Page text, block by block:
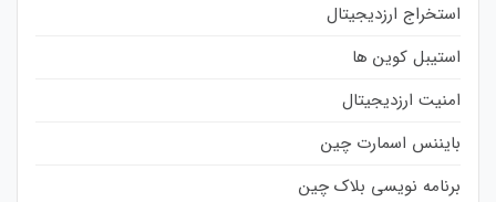
استخراج ارزدیجیتال
استیبل کوین ها
امنیت ارزدیجیتال
بایننس اسمارت چین
برنامه نویسی بلاک چین